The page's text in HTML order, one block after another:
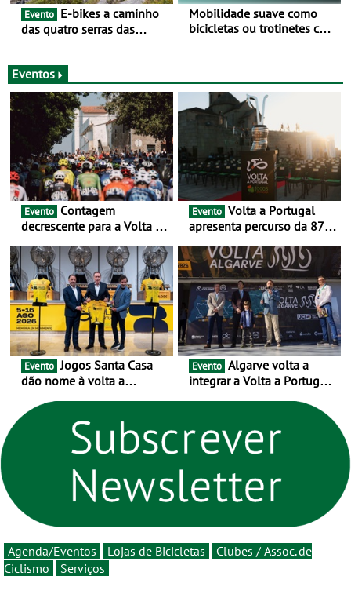
Evento
das quatro serras das
e 10 de Junho
Mobilidade suave como
bicicletas ou trotinetes com
usam os automóveis
exclusivamente em áreas
urbanas
Eventos
Evento
decrescente para a Volta a
as 17 equipas de 2026
Evento
apresenta percurso da 87.ª
novo ciclo rumo ao
centenário
Evento Jogos Santa Casa
dão nome à volta a
um novo ciclo da prova
rumo ao centenário - Volta
a Portugal em Bicicleta
estará na estrada entre 5 e
16 de agosto
Evento
integrar a Volta a Portugal
Agenda/Eventos Lojas de Bicicletas
Clubes / Assoc. de
Ciclismo
Serviços